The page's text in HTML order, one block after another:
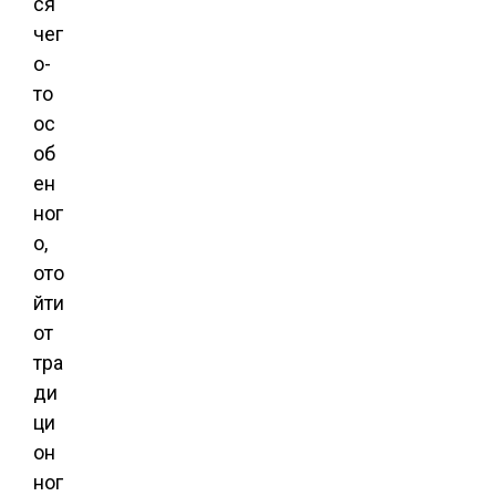
чег
о-
то
ос
об
ен
ног
о,
ото
йти
от
тра
ди
ци
он
ног